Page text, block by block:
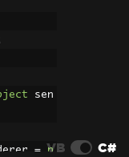
sen
=
n
VB C#